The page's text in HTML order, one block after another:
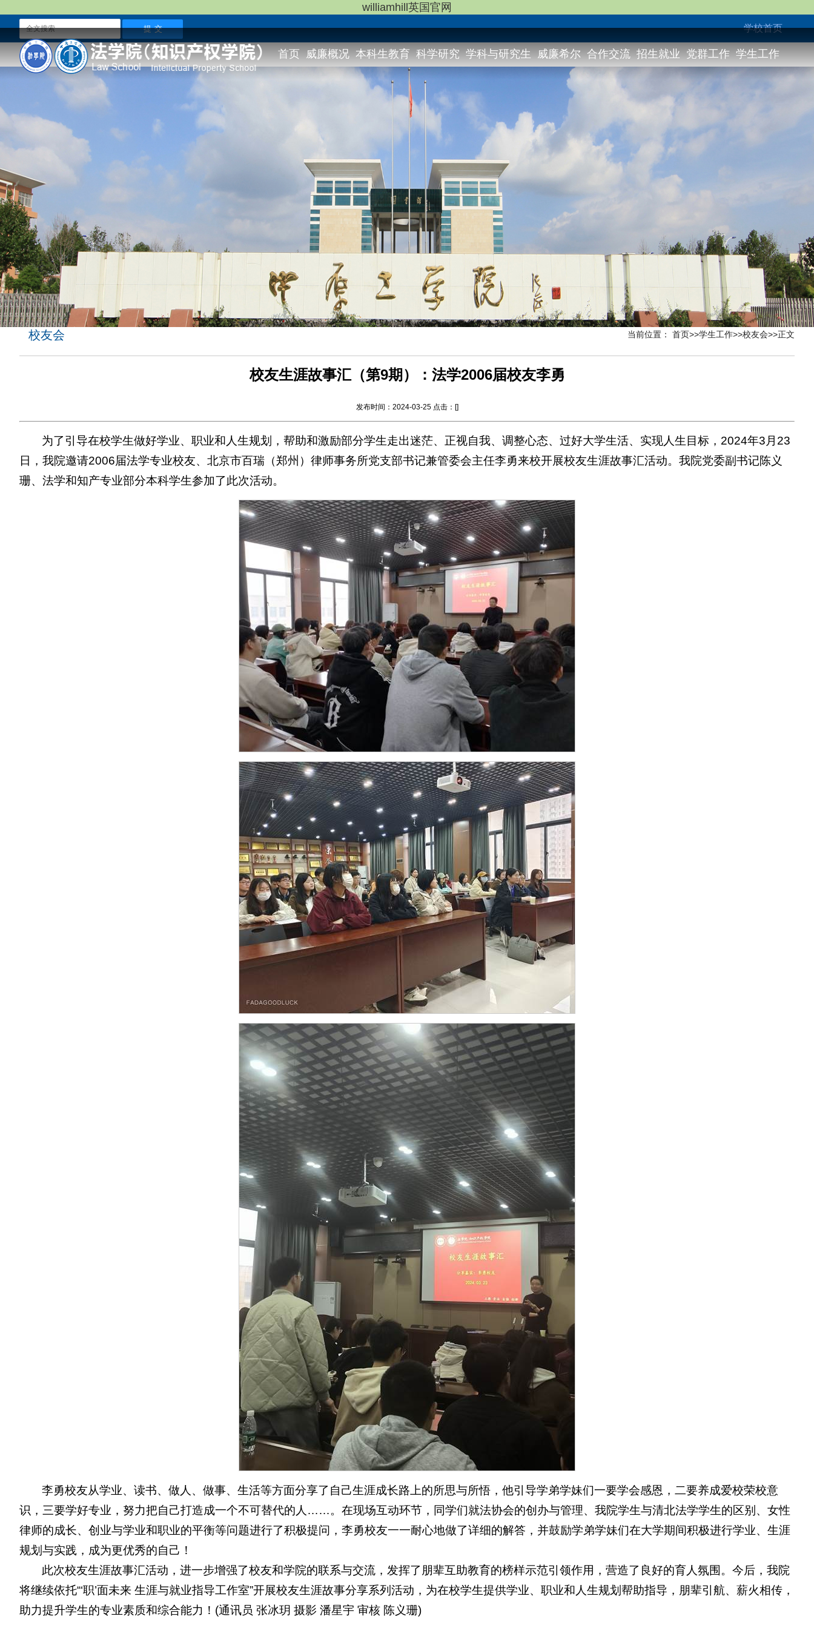
williamhill英国官网
学校首页
首页威廉概况本科生教育科学研究学科与研究生威廉希尔合作交流招生就业党群工作学生工作
校友会 当前位置： 首页>>学生工作>>校友会>>正文
校友生涯故事汇（第9期）：法学2006届校友李勇
发布时间：2024-03-25 点击：[]
为了引导在校学生做好学业、职业和人生规划，帮助和激励部分学生走出迷茫、正视自我、调整心态、过好大学生活、实现人生目标，2024年3月23
日，我院邀请2006届法学专业校友、北京市百瑞（郑州）律师事务所党支部书记兼管委会主任李勇来校开展校友生涯故事汇活动。我院党委副书记陈义
珊、法学和知产专业部分本科学生参加了此次活动。
李勇校友从学业、读书、做人、做事、生活等方面分享了自己生涯成长路上的所思与所悟，他引导学弟学妹们一要学会感恩，二要养成爱校荣校意
识，三要学好专业，努力把自己打造成一个不可替代的人……。在现场互动环节，同学们就法协会的创办与管理、我院学生与清北法学学生的区别、女性
律师的成长、创业与学业和职业的平衡等问题进行了积极提问，李勇校友一一耐心地做了详细的解答，并鼓励学弟学妹们在大学期间积极进行学业、生涯
规划与实践，成为更优秀的自己！
此次校友生涯故事汇活动，进一步增强了校友和学院的联系与交流，发挥了朋辈互助教育的榜样示范引领作用，营造了良好的育人氛围。今后，我院
将继续依托“‘职’面未来 生涯与就业指导工作室”开展校友生涯故事分享系列活动，为在校学生提供学业、职业和人生规划帮助指导，朋辈引航、薪火相传，
助力提升学生的专业素质和综合能力！(通讯员 张冰玥 摄影 潘星宇 审核 陈义珊)